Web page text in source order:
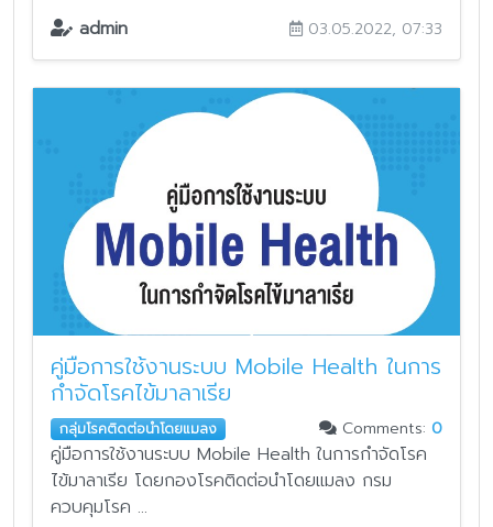
admin
03.05.2022, 07:33
คู่มือการใช้งานระบบ Mobile Health ในการ
กำจัดโรคไข้มาลาเรีย
กลุ่มโรคติดต่อนำโดยแมลง Comments: 0
คู่มือการใช้งานระบบ Mobile Health ในการกำจัดโรค
ไข้มาลาเรีย โดยกองโรคติดต่อนำโดยแมลง กรม
ควบคุมโรค ...